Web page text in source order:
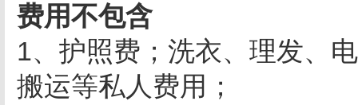
费用不包含
1、护照费；洗衣、理发、
搬运等私人费用；